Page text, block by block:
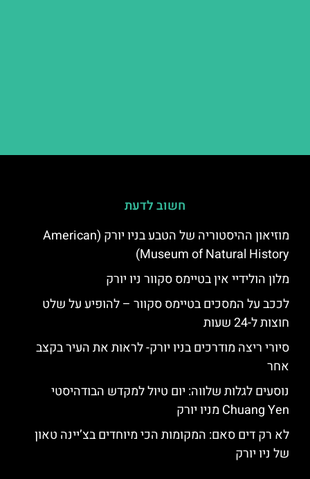
חשוב לדעת
מוזיאון ההיסטוריה של הטבע בניו יורק (American
Museum of Natural History)
מלון הולידיי אין בטיימס סקוור ניו יורק
לככב על המסכים בטיימס סקוור – להופיע על שלט
חוצות ל-24 שעות
סיורי ריצה מודרכים בניו יורק- לראות את העיר בקצב
אחר
נוסעים לגלות שלווה: יום טיול למקדש הבודהיסטי
Chuang Yen מניו יורק
לא רק דים סאם: המקומות הכי מיוחדים בצ’יינה טאון
של ניו יורק